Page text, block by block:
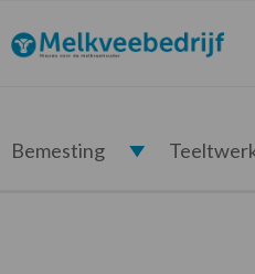
de
hoofdnavigatie
de
hoofd
de
eerste
de
voettekst
Melkveebedrijf.nl
Bemesting